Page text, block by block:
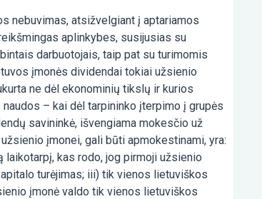
nebuvimas, atsižvelgiant į aptariamos
aplinkybes, susijusias su
darbuotojais, taip pat su turimomis
įmonės dividendai tokiai užsienio
ne dėl ekonominių tikslų ir kurios
– kai dėl tarpininko įterpimo į grupės
savininkė, išvengiama mokesčio už
įmonei, gali būti apmokestinami, yra:
kas rodo, jog pirmoji užsienio
turėjimas; iii) tik vienos lietuviškos
įmonė valdo tik vienos lietuviškos